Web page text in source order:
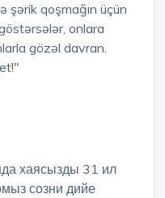
şərik qoşmağın üçün
onlara
gözəl davran.
хаясызды 31 ил
созни дийе